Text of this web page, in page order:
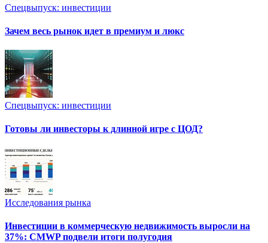
Спецвыпуск: инвестиции
Зачем весь рынок идет в премиум и люкс
Спецвыпуск: инвестиции
Готовы ли инвесторы к длинной игре с ЦОД?
Исследования рынка
Инвестиции в коммерческую недвижимость выросли на
37%: CMWP подвели итоги полугодия